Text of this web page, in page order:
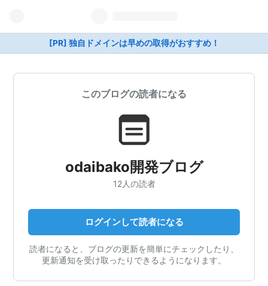
[PR] 独自ドメインは早めの取得がおすすめ！
このブログの読者になる
odaibako開発ブログ
12人の読者
ログインして読者になる
読者になると、ブログの更新を簡単にチェックしたり、
更新通知を受け取ったりできるようになります。